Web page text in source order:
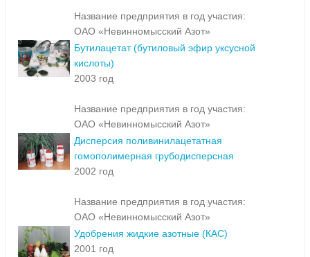
Название предприятия в год участия:
ОАО «Невинномысский Азот»
Бутилацетат (бутиловый эфир уксусной
кислоты)
2003 год
Название предприятия в год участия:
ОАО «Невинномысский Азот»
Дисперсия поливинилацетатная
гомополимерная грубодисперсная
2002 год
Название предприятия в год участия:
ОАО «Невинномысский Азот»
Удобрения жидкие азотные (КАС)
2001 год